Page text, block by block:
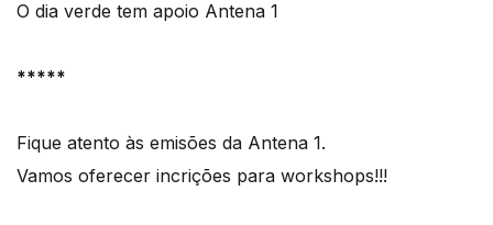
O dia verde tem apoio Antena 1
*****
Fique atento às emisões da Antena 1.
Vamos oferecer incrições para workshops!!!